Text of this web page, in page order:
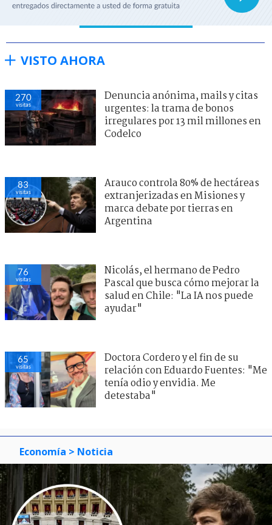
VISTO AHORA
270
visitas
Denuncia anónima, mails y citas
urgentes: la trama de bonos
irregulares por 13 mil millones en
Codelco
83
visitas
Arauco controla 80% de hectáreas
extranjerizadas en Misiones y
marca debate por tierras en
Argentina
76
visitas
Nicolás, el hermano de Pedro
Pascal que busca cómo mejorar la
salud en Chile: "La IA nos puede
ayudar"
65
visitas
Doctora Cordero y el fin de su
relación con Eduardo Fuentes: "Me
tenía odio y envidia. Me
detestaba"
Economía > Noticia